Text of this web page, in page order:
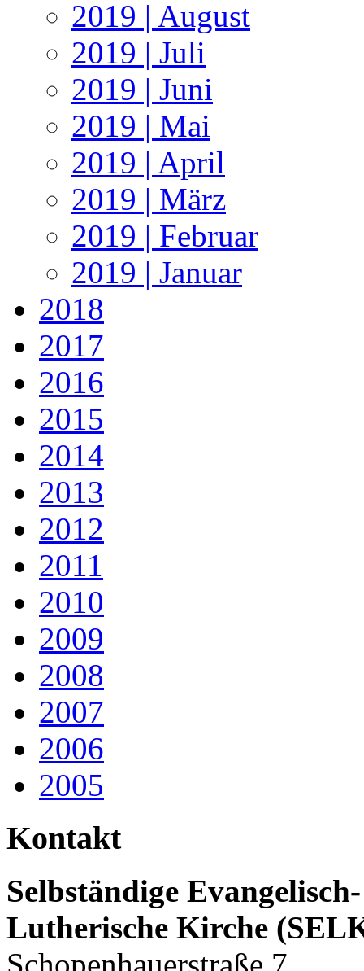
2019 | August
2019 | Juli
2019 | Juni
2019 | Mai
2019 | April
2019 | März
2019 | Februar
2019 | Januar
2018
2017
2016
2015
2014
2013
2012
2011
2010
2009
2008
2007
2006
2005
Kontakt
Selbständige Evangelisch-
Lutherische Kirche
Schopenhauerstraße 7